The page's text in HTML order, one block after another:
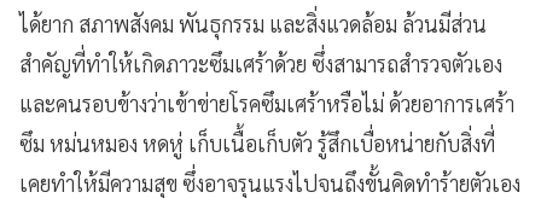
ได้ยาก สภาพสังคม พันธุกรรม และสิ่งแวดล้อม ล้วนมีส่วน
สำคัญที่ทำให้เกิดภาวะซึมเศร้าด้วย ซึ่งสามารถสำรวจตัวเอง
และคนรอบข้างว่าเข้าข่ายโรคซึมเศร้าหรือไม่ ด้วยอาการเศร้า
ซึม หม่นหมอง หดหู่ เก็บเนื้อเก็บตัว รู้สึกเบื่อหน่ายกับสิ่งที่
เคยทำให้มีความสุข ซึ่งอาจรุนแรงไปจนถึงขั้นคิดทำร้ายตัวเอง